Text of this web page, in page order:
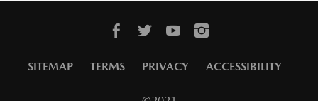
SITEMAP TERMS PRIVACY ACCESSIBILITY